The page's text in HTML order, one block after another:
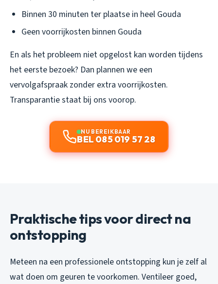
Binnen 30 minuten ter plaatse in heel Gouda
Geen voorrijkosten binnen Gouda
En als het probleem niet opgelost kan worden tijdens
het eerste bezoek? Dan plannen we een
vervolgafspraak zonder extra voorrijkosten.
Transparantie staat bij ons voorop.
NU BEREIKBAAR
BEL 085 019 57 28
Praktische tips voor direct na
ontstopping
Meteen na een professionele ontstopping kun je zelf al
wat doen om geuren te voorkomen. Ventileer goed,